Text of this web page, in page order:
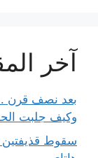
آخر
بعد نصف قرن
وكيف جلبت
سقوط قذيفتين